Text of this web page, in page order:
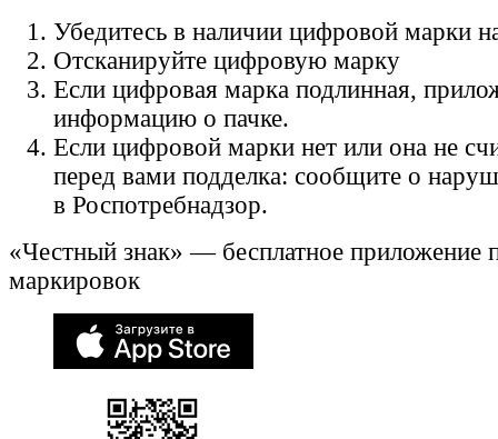
Убедитесь в наличии цифровой марки
Отсканируйте цифровую марку
Если цифровая марка подлинная,
информацию о пачке.
Если цифровой марки нет или она не
перед вами подделка: сообщите о
в Роспотребнадзор.
«Честный знак» — бесплатное приложение
маркировок